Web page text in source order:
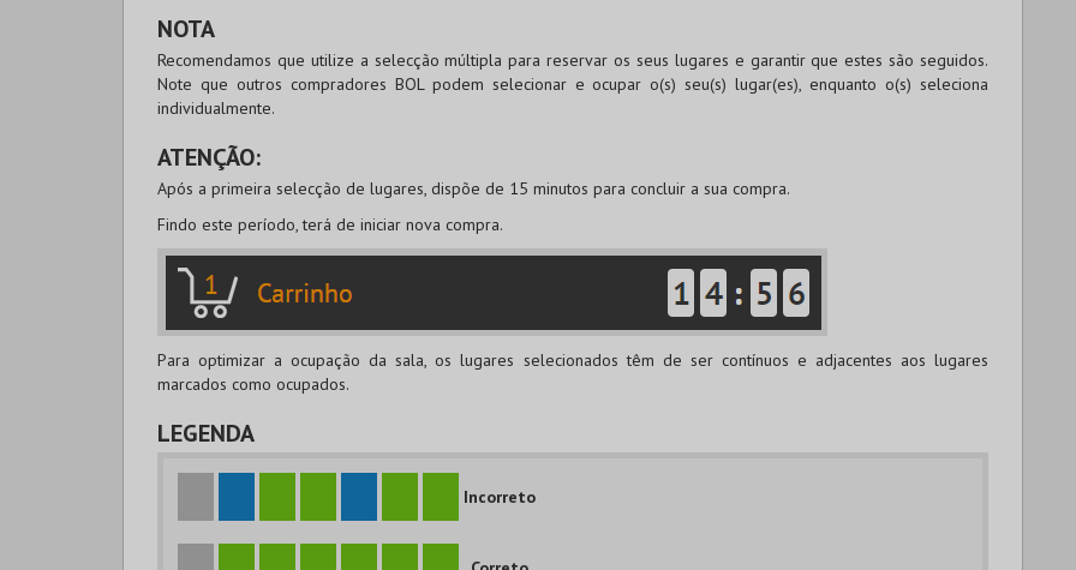
NOTA
Recomendamos que utilize a selecção múltipla para reservar os seus lugares e garantir que estes são seguidos.
Note que outros compradores BOLpodem selecionar e ocupar o(s) seu(s) lugar(es), enquanto o(s) seleciona
individualmente.
ATENÇÃO:
Após a primeira selecção de lugares, dispõe de 15 minutos para concluir a sua compra.
Findo este período, terá de iniciar nova compra.
Para optimizar a ocupação da sala, os lugares selecionados têm de ser contínuos e adjacentes aos lugares
marcados como ocupados.
LEGENDA
Incorreto